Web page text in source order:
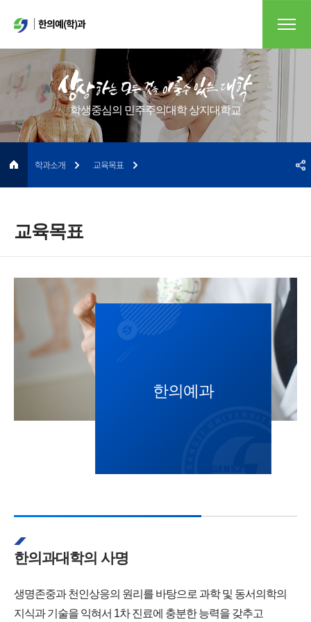
한의예(학)과
학생중심의 민주주의대학 상지대학교
교육목표
학과소개 교육목표
한의예과
한의과대학의 사명
생명존중과 천인상응의 원리를 바탕으로 과학 및 동서의학의
지식과 기술을 익혀서 1차 진료에 충분한 능력을 갖추고